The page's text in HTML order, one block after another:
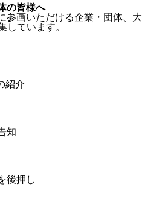
の皆様へ
参画いただける企業・団体、大
しています。
紹介
知
後押し